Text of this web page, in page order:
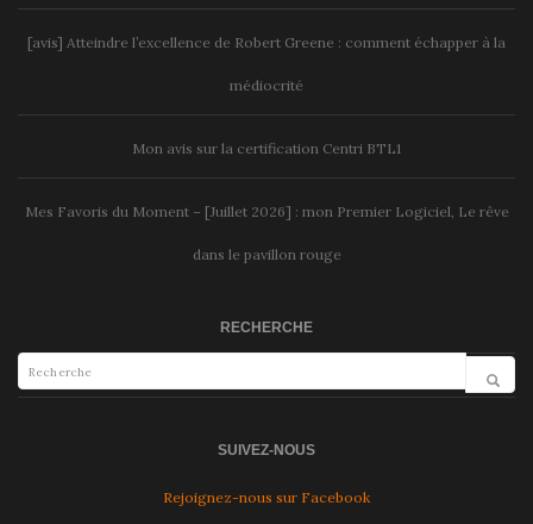
[avis] Atteindre l’excellence de Robert Greene : comment échapper à la
médiocrité
Mon avis sur la certification Centri BTL1
Mes Favoris du Moment – [Juillet 2026] : mon Premier Logiciel, Le rêve
dans le pavillon rouge
RECHERCHE
SUIVEZ-NOUS
Rejoignez-nous sur Facebook